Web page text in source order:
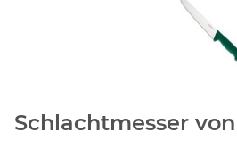
Schlachtmesser